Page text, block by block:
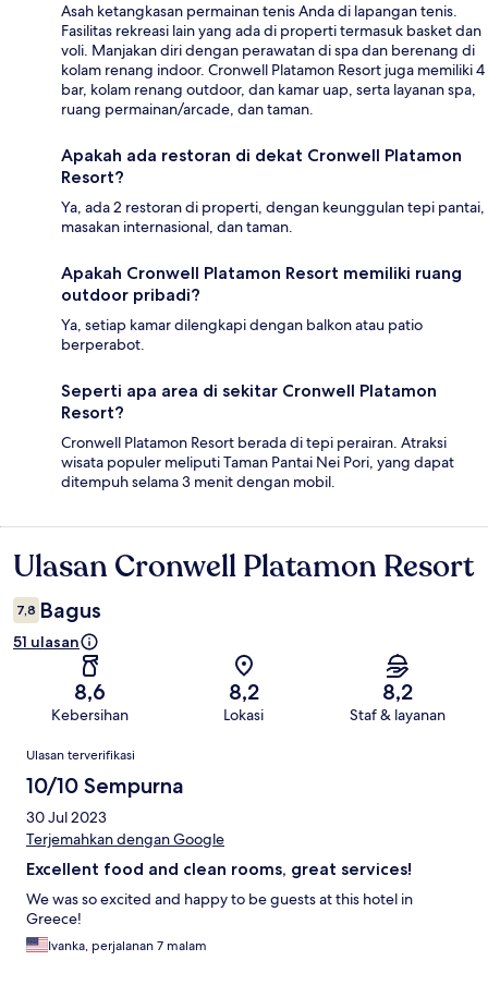
Asah ketangkasan permainan tenis Anda di lapangan tenis.
Fasilitas rekreasi lain yang ada di properti termasuk basket dan
voli. Manjakan diri dengan perawatan di spa dan berenang di
kolam renang indoor. Cronwell Platamon Resort juga memiliki 4
bar, kolam renang outdoor, dan kamar uap, serta layanan spa,
ruang permainan/arcade, dan taman.
Apakah ada restoran di dekat Cronwell Platamon
Resort?
Ya, ada 2 restoran di properti, dengan keunggulan tepi pantai,
masakan internasional, dan taman.
Apakah Cronwell Platamon Resort memiliki ruang
outdoor pribadi?
Ya, setiap kamar dilengkapi dengan balkon atau patio
berperabot.
Seperti apa area di sekitar Cronwell Platamon
Resort?
Cronwell Platamon Resort berada di tepi perairan. Atraksi
wisata populer meliputi Taman Pantai Nei Pori, yang dapat
ditempuh selama 3 menit dengan mobil.
Ulasan
Ulasan Cronwell Platamon Resort
7,8 Bagus
51 ulasan
8,6
Kebersihan
8,2
Lokasi
8,2
Staf & layanan
Ulasan
Ulasan terverifikasi
10/10 Sempurna
30 Jul 2023
Terjemahkan dengan Google
Excellent food and clean rooms, great services!
We was so excited and happy to be guests at this hotel in
Greece!
Ivanka, perjalanan 7 malam